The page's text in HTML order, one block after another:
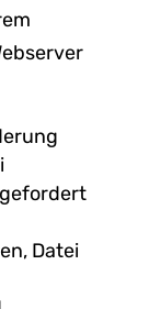
Datei